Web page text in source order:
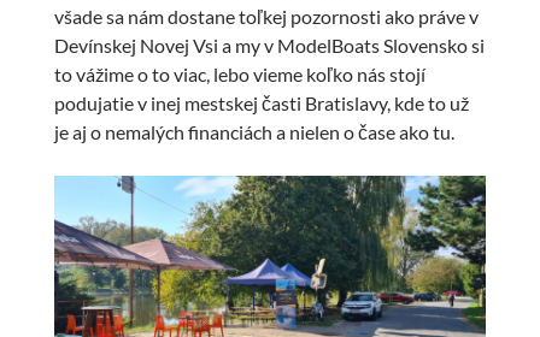
všade sa nám dostane toľkej pozornosti ako práve v
Devínskej Novej Vsi a my v ModelBoats Slovensko si
to vážime o to viac, lebo vieme koľko nás stojí
podujatie v inej mestskej časti Bratislavy, kde to už
je aj o nemalých financiách a nielen o čase ako tu.